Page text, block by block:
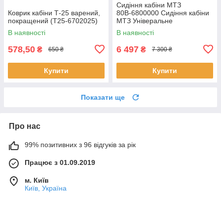
Коврик кабіни Т-25 варений,
покращений (Т25-6702025)
В наявності
578,50 ₴ 650 ₴
Купити
Сидіння кабіни МТЗ
80В-6800000 Сидіння кабіни
МТЗ Універальне
(Матерчасте) з
підлокотниками
В наявності
6 497 ₴ 7 300 ₴
Купити
Показати ще
Про нас
99% позитивних з 96 відгуків за рік
Працює з 01.09.2019
м. Київ
Київ, Україна